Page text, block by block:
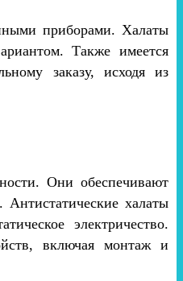
приборами. Халаты
Также имеется
заказу, исходя из
Они обеспечивают
Антистатические халаты
электричество.
включая монтаж и